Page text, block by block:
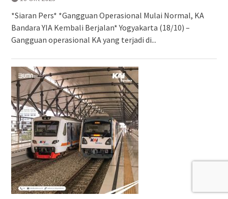
*Siaran Pers* *Gangguan Operasional Mulai Normal, KA
Bandara YIA Kembali Berjalan* Yogyakarta (18/10) –
Gangguan operasional KA yang terjadi di...